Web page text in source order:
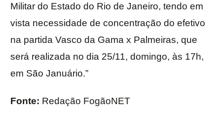
Militar do Estado do Rio de Janeiro, tendo em
vista necessidade de concentração do efetivo
na partida Vasco da Gama x Palmeiras, que
será realizada no dia 25/11, domingo, às 17h,
em São Januário.”
Fonte: Redação FogãoNET